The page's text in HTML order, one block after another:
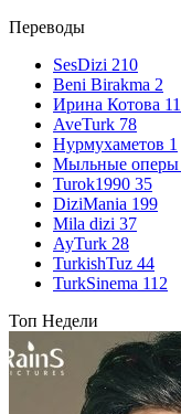
Переводы
SesDizi 210
Beni Birakma 2
Ирина Котова
AveTurk 78
Нурмухаметов 1
Мыльные оперы
Turok1990 35
DiziMania 199
Mila dizi 37
AyTurk 28
TurkishTuz 44
TurkSinema 112
Топ Недели